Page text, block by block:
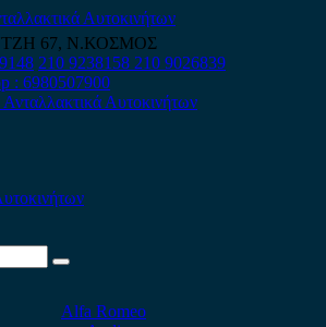
67, Ν.ΚΟΣΜΟΣ
210 9238158 210 9026839
: 6980507900
Alfa Romeo